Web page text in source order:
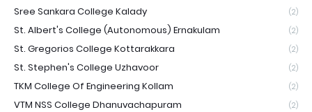
Sree Sankara College Kalady (2)
St. Albert's College (Autonomous) Ernakulam (2)
St. Gregorios College Kottarakkara (2)
St. Stephen's College Uzhavoor (2)
TKM College Of Engineering Kollam (2)
VTM NSS College Dhanuvachapuram (2)